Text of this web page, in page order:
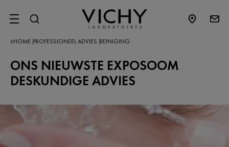
SITE MENU
HOME PROFESSIONEEL ADVIES REINIGING
ONS NIEUWSTE EXPOSOOM
DESKUNDIGE ADVIES